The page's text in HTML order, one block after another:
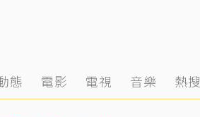
態 電影 電視 音樂 熱搜